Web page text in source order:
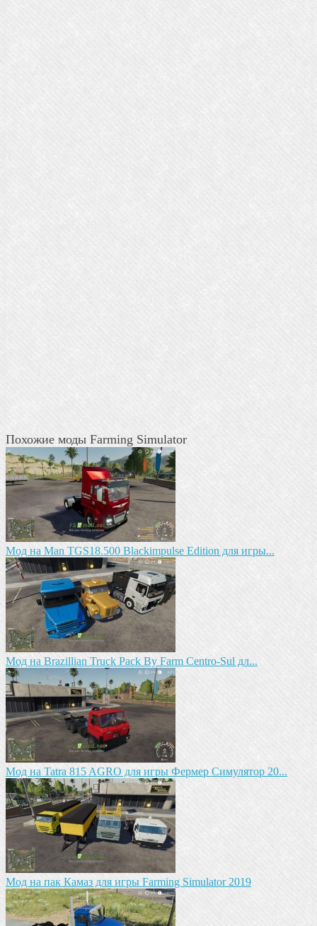
Похожие моды Farming Simulator
Mод на Man TGS18.500 Blackimpulse Edition для игры...
Mод на Brazillian Truck Pack By Farm Centro-Sul дл...
Mод на Tatra 815 AGRO для игры Фермер Симулятор 20...
Мод на пак Камаз для игры Farming Simulator 2019